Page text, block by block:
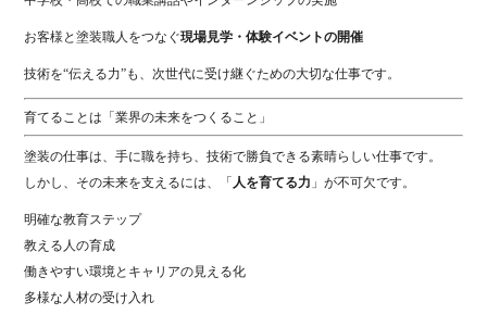
お客様と塗装職人をつなぐ現場見学・体験イベントの開催
技術を“伝える力”も、次世代に受け継ぐための大切な仕事です。
育てることは「業界の未来をつくること」
塗装の仕事は、手に職を持ち、技術で勝負できる素晴らしい仕事です。
しかし、その未来を支えるには、「 人を育てる力 」が不可欠です。
明確な教育ステップ
教える人の育成
働きやすい環境とキャリアの見える化
多様な人材の受け入れ